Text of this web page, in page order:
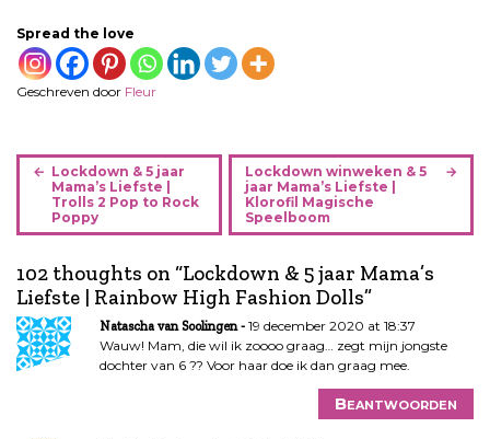
Spread the love
Geschreven door Fleur
B
i
h
t
n
a
Lockdown & 5 jaar
Mama’s Liefste |
Trolls 2 Pop to Rock
Poppy
Lockdown winweken & 5
jaar Mama’s Liefste |
Klorofil Magische
Speelboom
102 thoughts on “Lockdown & 5 jaar Mama’s
Liefste | Rainbow High Fashion Dolls”
Natascha van Soolingen
19 december 2020 at 18:37
Wauw! Mam, die wil ik zoooo graag… zegt mijn jongste
dochter van 6 ?? Voor haar doe ik dan graag mee.
Beantwoorden